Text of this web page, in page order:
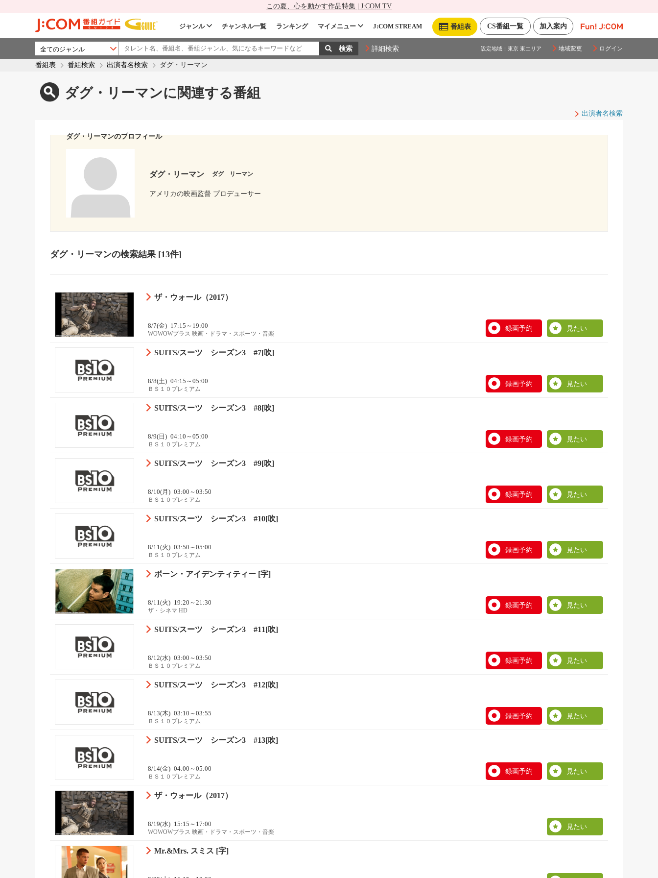
この夏、心を動かす作品特集 | J:COM TV
加入案内
CS番組一覧
番組表
ジャンル チャンネル一覧 ランキング マイメニュー J:COM STREAM
詳細検索 設定地域： 東京 東エリア 地域変更 ログイン
番組表 番組検索 出演者名検索 ダグ・リーマン
ダグ・リーマンに関連する番組
出演者名検索
ダグ・リーマンのプロフィール
ダグ・リーマン ダグ リーマン
アメリカの映画監督 プロデューサー
ダグ・リーマンの検索結果[13件]
ザ・ウォール（2017）
8/7(金) 17:15～19:00
WOWOWプラス 映画・ドラマ・スポーツ・音楽
録画予約 見たい
SUITS/スーツ シーズン3 #7[吹]
8/8(土) 04:15～05:00
ＢＳ１０プレミアム
録画予約 見たい
SUITS/スーツ シーズン3 #8[吹]
8/9(日) 04:10～05:00
ＢＳ１０プレミアム
録画予約 見たい
SUITS/スーツ シーズン3 #9[吹]
8/10(月) 03:00～03:50
ＢＳ１０プレミアム
録画予約 見たい
SUITS/スーツ シーズン3 #10[吹]
8/11(火) 03:50～05:00
ＢＳ１０プレミアム
録画予約 見たい
ボーン・アイデンティティー [字]
8/11(火) 19:20～21:30
ザ・シネマ HD
録画予約 見たい
SUITS/スーツ シーズン3 #11[吹]
8/12(水) 03:00～03:50
ＢＳ１０プレミアム
録画予約 見たい
SUITS/スーツ シーズン3 #12[吹]
8/13(木) 03:10～03:55
ＢＳ１０プレミアム
録画予約 見たい
SUITS/スーツ シーズン3 #13[吹]
8/14(金) 04:00～05:00
ＢＳ１０プレミアム
録画予約 見たい
ザ・ウォール（2017）
8/19(水) 15:15～17:00
WOWOWプラス 映画・ドラマ・スポーツ・音楽
見たい
Mr.&Mrs. スミス [字]